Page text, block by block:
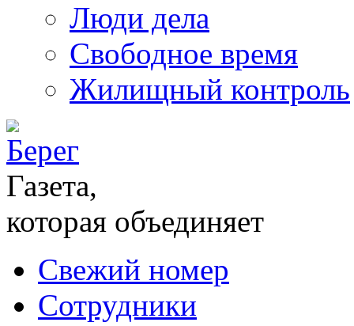
Люди дела
Свободное время
Жилищный контроль
Газета,
которая объединяет
Свежий номер
Сотрудники